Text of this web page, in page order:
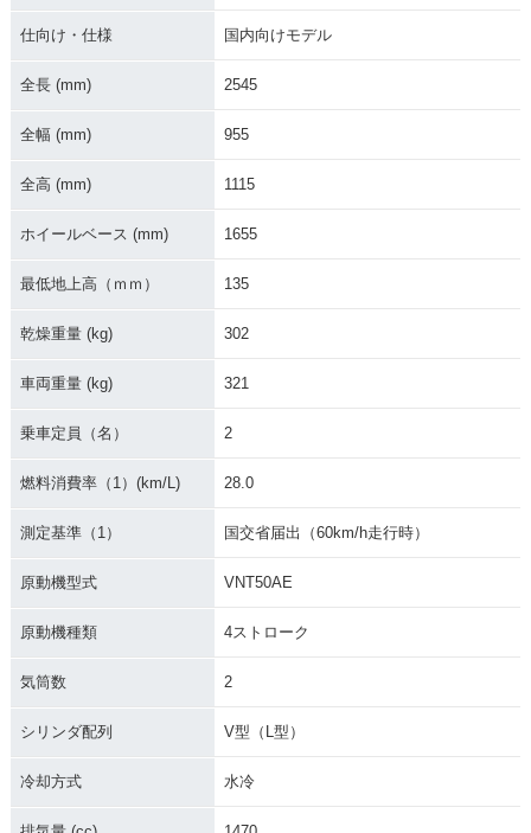
仕向け・仕様 国内向けモデル
全長 (mm) 2545
全幅 (mm) 955
全高 (mm) 1115
ホイールベース (mm) 1655
最低地上高（ｍｍ） 135
乾燥重量 (kg) 302
車両重量 (kg) 321
乗車定員（名） 2
燃料消費率（1）(km/L) 28.0
測定基準（1） 国交省届出（60km/h走行時）
原動機型式 VNT50AE
原動機種類 4ストローク
気筒数 2
シリンダ配列 V型（L型）
冷却方式 水冷